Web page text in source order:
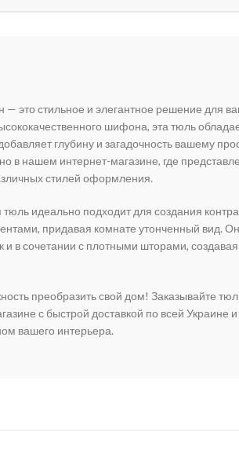
это стильное и элегантное решение для
шифона, эта тюль
глубину и загадочность вашему
в нашем интернет-магазине, где
стилей оформления.
идеально подходит для создания
придавая комнате утонченный вид.
и в сочетании с плотными шторами,
преобразить свой дом! Заказывайте
с быстрой доставкой по всей Украине
вашего интерьера.